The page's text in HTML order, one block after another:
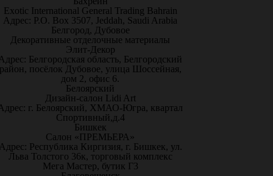
Exotic International General Trading Bahrain
Адрес: P.O. Box 3507, Jeddah, Saudi Arabia
Белгород, Дубовое
Декоративные отделочные материалы
Элит-Декор
Белгородская область, Белгородский
посёлок Дубовое, улица Шоссейная,
дом 2, офис 6.
Белоярский
Дизайн-салон Lidi Art
г. Белоярский, ХМАО-Югра, квартал
Спортивный,д.4
Бишкек
Салон «ПРЕМЬЕРА»
Республика Киргизия, г. Бишкек, ул.
Льва Толстого 36к, торговый комплекс
Мега Мастер, бутик Г3